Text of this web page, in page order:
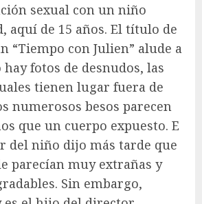
sexual con un niño
aquí de 15 años. El título de
“Tiempo con Julien” alude a
hay fotos de desnudos, las
tienen lugar fuera de
numerosos besos parecen
que un cuerpo expuesto. E
del niño dijo más tarde que
parecían muy extrañas y
Sin embargo,